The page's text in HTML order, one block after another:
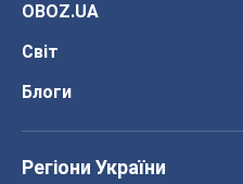
OBOZ.UA
Світ
Блоги
Регіони України